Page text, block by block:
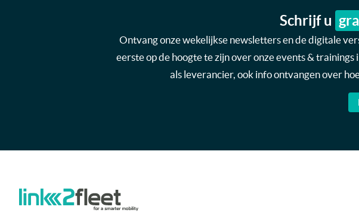
Schrijf u
Ontvang onze wekelijkse newsletters en de digitale
eerste op de hoogte te zijn over onze events &
als leverancier, ook info ontvangen over